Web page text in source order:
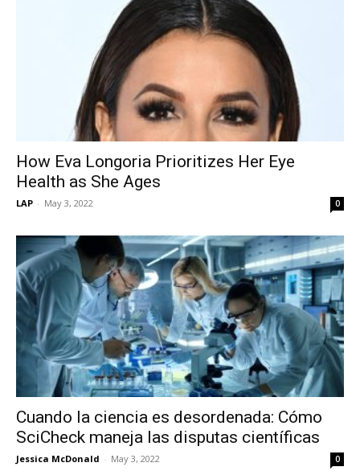
How Eva Longoria Prioritizes Her Eye
Health as She Ages
LAP - May 3, 2022 0
Cuando la ciencia es desordenada: Cómo
SciCheck maneja las disputas científicas
Jessica McDonald - May 3, 2022 0